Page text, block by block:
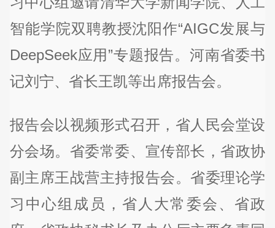
智能学院双聘教授沈阳作“AIGC发展与
DeepSeek应用”专题报告。河南省委书
记刘宁、省长王凯等出席报告会。
报告会以视频形式召开，省人民会堂设
分会场。省委常委、宣传部长，省政协
副主席王战营主持报告会。省委理论学
习中心组成员，省人大常委会、省政